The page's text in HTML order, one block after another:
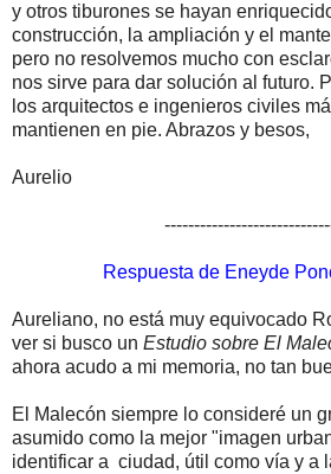
y otros tiburones se hayan
construcción, la ampliación y el
pero no resolvemos mucho con
nos sirve para dar solución al futuro.
los arquitectos e ingenieros civiles
mantienen en pie. Abrazos y besos,
Aurelio
Respuesta de Eneyde
Aureliano, no está muy equivocado
ver si busco un Estudio sobre El
ahora acudo a mi memoria, no tan
El Malecón siempre lo consideré un
asumido como la mejor "imagen
identificar a ciudad, útil como vía y a